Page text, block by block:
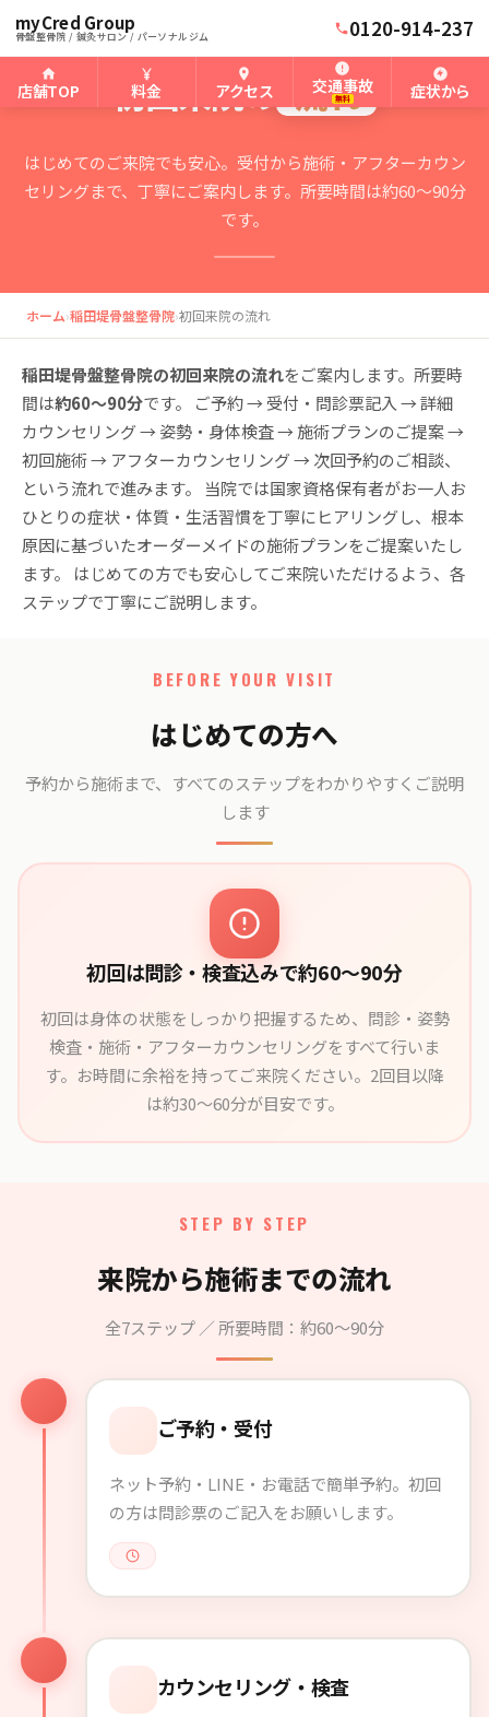
myCred Group
骨盤整骨院 / 鍼灸サロン / パーソナルジム 0120-914-237
店舗TOP 料金 アクセス 交通事故
無料 症状から
FIRST VISIT GUIDE
初回来院の 流れ
はじめてのご来院でも安心。受付から施術・アフターカウン
セリングまで、丁寧にご案内します。所要時間は約60〜90分
です。
ホーム›稲田堤骨盤整骨院›初回来院の流れ
稲田堤骨盤整骨院の初回来院の流れをご案内します。所要時
間は約60〜90分です。 ご予約 → 受付・問診票記入 → 詳細
カウンセリング → 姿勢・身体検査 → 施術プランのご提案 →
初回施術 → アフターカウンセリング → 次回予約のご相談、
という流れで進みます。 当院では国家資格保有者がお一人お
ひとりの症状・体質・生活習慣を丁寧にヒアリングし、根本
原因に基づいたオーダーメイドの施術プランをご提案いたし
ます。 はじめての方でも安心してご来院いただけるよう、各
ステップで丁寧にご説明します。
BEFORE YOUR VISIT
はじめての方へ
予約から施術まで、すべてのステップをわかりやすくご説明
します
初回は問診・検査込みで約60〜90分
初回は身体の状態をしっかり把握するため、問診・姿勢
検査・施術・アフターカウンセリングをすべて行いま
す。お時間に余裕を持ってご来院ください。2回目以降
は約30〜60分が目安です。
STEP BY STEP
来院から施術までの流れ
全7ステップ ／ 所要時間：約60〜90分
ご予約・受付
ネット予約・LINE・お電話で簡単予約。初回
の方は問診票のご記入をお願いします。
カウンセリング・検査